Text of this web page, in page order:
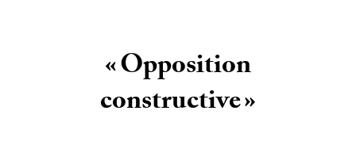
«Opposition
constructive»